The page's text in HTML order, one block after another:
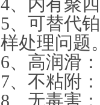
5、可替代
样处理问题
6、高润滑
7、不粘附
8、无毒害